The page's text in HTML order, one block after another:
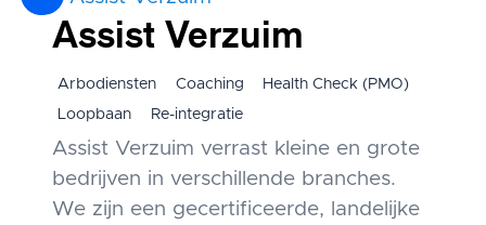
Assist Verzuim
Arbodiensten Coaching
Health Check (PMO)
Loopbaan
Re-integratie
Assist Verzuim verrast kleine en grote
bedrijven in verschillende branches.
We zijn een gecertificeerde, landelijke